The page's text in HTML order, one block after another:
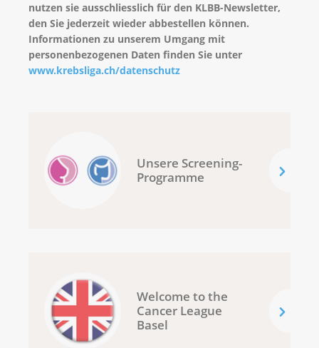
nutzen sie ausschliesslich für den KLBB-Newsletter,
den Sie jederzeit wieder abbestellen können.
Informationen zu unserem Umgang mit
personenbezogenen Daten finden Sie unter
www.krebsliga.ch/datenschutz
Unsere Screening-
Programme
Welcome to the
Cancer League
Basel